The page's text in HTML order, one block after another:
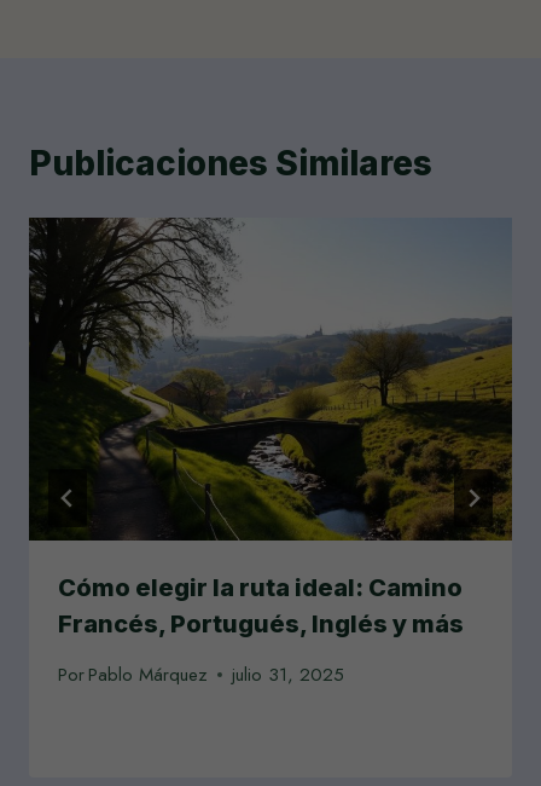
Publicaciones Similares
Cómo elegir la ruta ideal: Camino
Francés, Portugués, Inglés y más
PorPablo Márquez julio 31, 2025